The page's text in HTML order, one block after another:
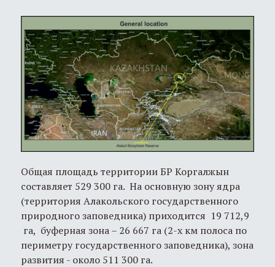
Общая площадь территории БР Коргалжын
составляет 529 300 га. На основную зону ядра
(территория Алакольского государственного
природного заповедника) приходится 19 712,9
га, буферная зона – 26 667 га (2-х км полоса по
периметру государственного заповедника), зона
развития - около 511 300 га.